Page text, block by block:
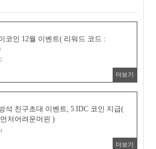
코인 12월 이벤트( 리워드 코드 :
더보기
석 친구초대 이벤트, 5 IDC 코인 지급(
저어려운머핀 )
더보기